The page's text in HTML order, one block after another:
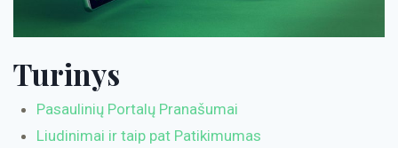
Turinys
Pasaulinių Portalų Pranašumai
Liudinimai ir taip pat Patikimumas